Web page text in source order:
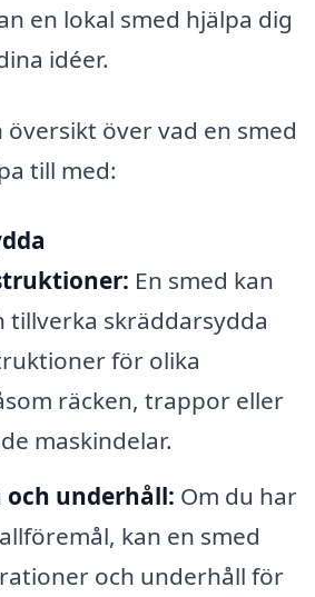
en lokal smed hjälpa dig
idéer.
över vad en smed
till med:
En smed kan
tillverka skräddarsydda
för olika
räcken, trappor eller
maskindelar.
och underhåll: Om du har
kan en smed
och underhåll för